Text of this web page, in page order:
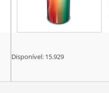
Disponível: 15.929